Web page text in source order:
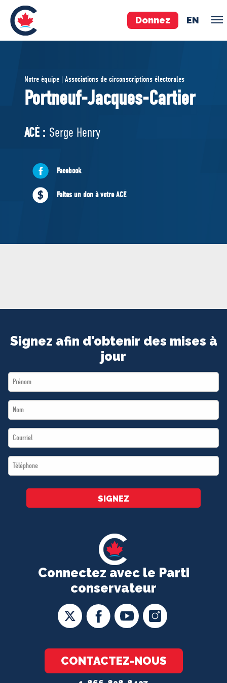
Donnez EN
ÉQUIPE
Pierre Poilievre
Vos députés conservateurs
Cabinet fantôme
Exécutif national
À PROPOS
Documents constitutifs
Notre équipe | Associations de circonscriptions électorales
Portneuf-Jacques-Cartier
ACÉ : Serge Henry
Facebook
Faites un don à votre ACÉ
Connectez avec le Parti
conservateur
CONTACTEZ-NOUS
Signez afin d'obtenir des mises à
jour
First
Name
Last
Name
Email
*
Téléphone
*
SIGNEZ